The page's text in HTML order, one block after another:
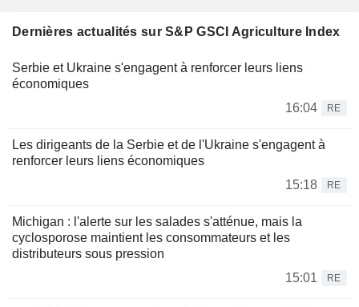
Dernières actualités sur S&P GSCI Agriculture Index
Serbie et Ukraine s'engagent à renforcer leurs liens
économiques
16:04
RE
Les dirigeants de la Serbie et de l'Ukraine s'engagent à
renforcer leurs liens économiques
15:18
RE
Michigan : l'alerte sur les salades s'atténue, mais la
cyclosporose maintient les consommateurs et les
distributeurs sous pression
15:01
RE